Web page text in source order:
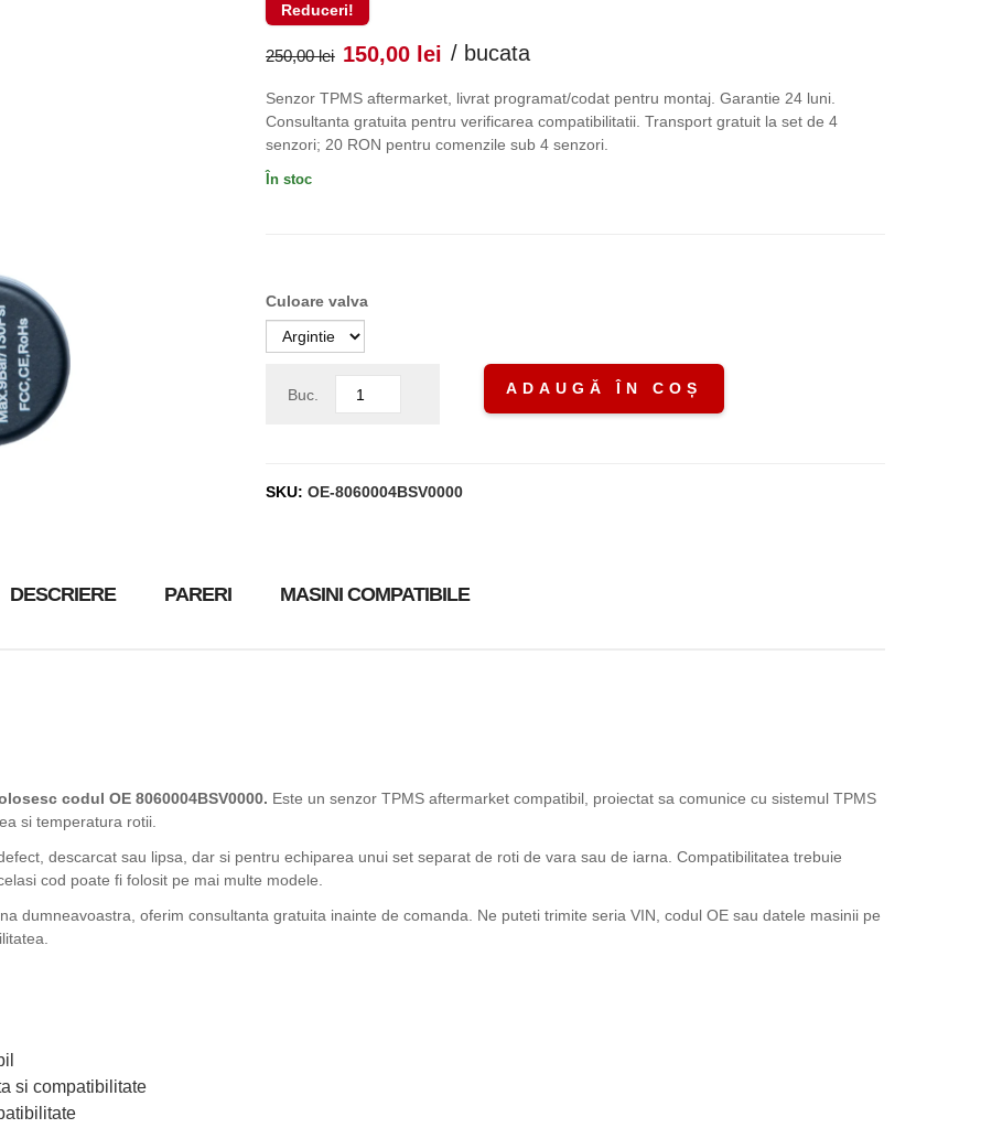
Reduceri!
250,00lei Prețul
inițial
a
150,00 lei Prețul
curent
este:
/ bucata
Senzor TPMS aftermarket, livrat programat/codat pentru montaj. Garantie 24 luni.
Consultanta gratuita pentru verificarea compatibilitatii. Transport gratuit la set de 4
senzori; 20 RON pentru comenzile sub 4 senzori.
În stoc
Culoare valva
Buc. ADAUGĂ ÎN COȘ
SKU:OE-8060004BSV0000
DESCRIERE PARERI MASINI COMPATIBILE
codul OE 8060004BSV0000. Este un senzor TPMS aftermarket compatibil, proiectat sa comunice cu sistemul TPMS
si temperatura rotii.
descarcat sau lipsa, dar si pentru echiparea unui set separat de roti de vara sau de iarna. Compatibilitatea trebuie
cod poate fi folosit pe mai multe modele.
dumneavoastra, oferim consultanta gratuita inainte de comanda. Ne puteti trimite seria VIN, codul OE sau datele masinii pe
si compatibilitate